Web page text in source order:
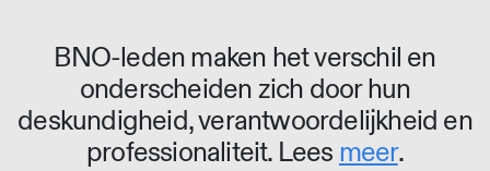
BNO-leden maken het verschil en
onderscheiden zich door hun
deskundigheid, verantwoordelijkheid en
professionaliteit. Lees meer.